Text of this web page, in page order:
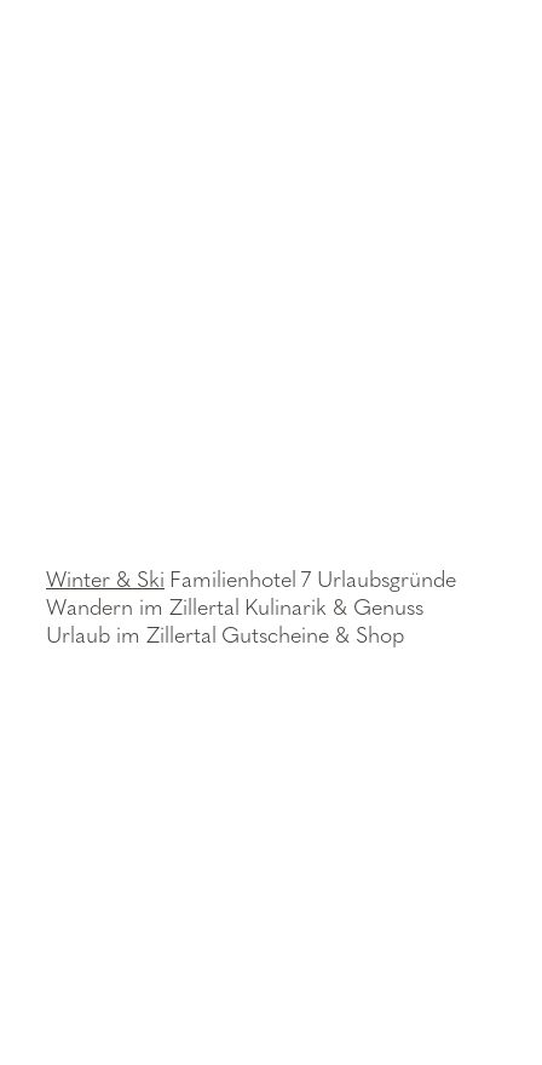
Winter & Ski Familienhotel 7 Urlaubsgründe
Wandern im Zillertal Kulinarik & Genuss
Urlaub im Zillertal Gutscheine & Shop